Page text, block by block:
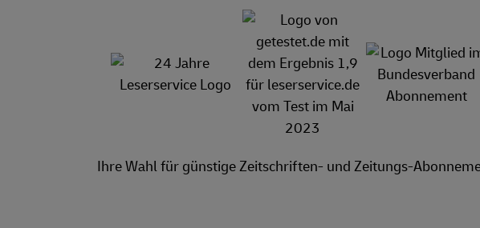
Ihre Wahl für günstige Zeitschriften- und Zeitungs-